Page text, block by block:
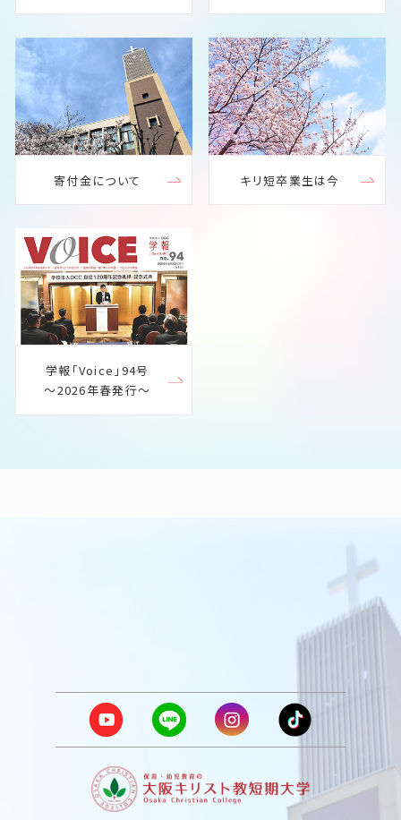
寄付金について キリ短卒業生は今
学報「Voice」94号
～2026年春発行～